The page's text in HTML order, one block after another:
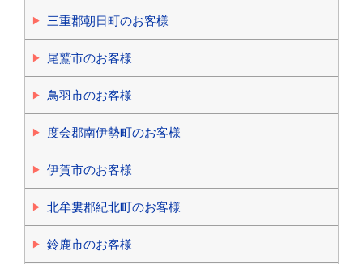
三重郡朝日町のお客様
尾鷲市のお客様
鳥羽市のお客様
度会郡南伊勢町のお客様
伊賀市のお客様
北牟婁郡紀北町のお客様
鈴鹿市のお客様